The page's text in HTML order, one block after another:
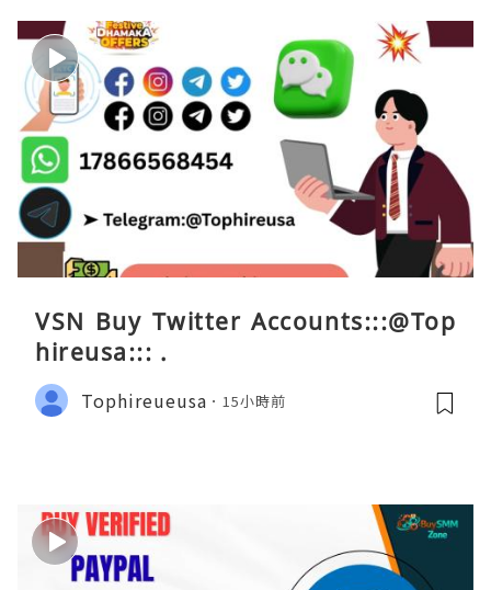
VSN Buy Twitter Accounts:::@Top
hireusa::: .
Tophireueusa 15小時前